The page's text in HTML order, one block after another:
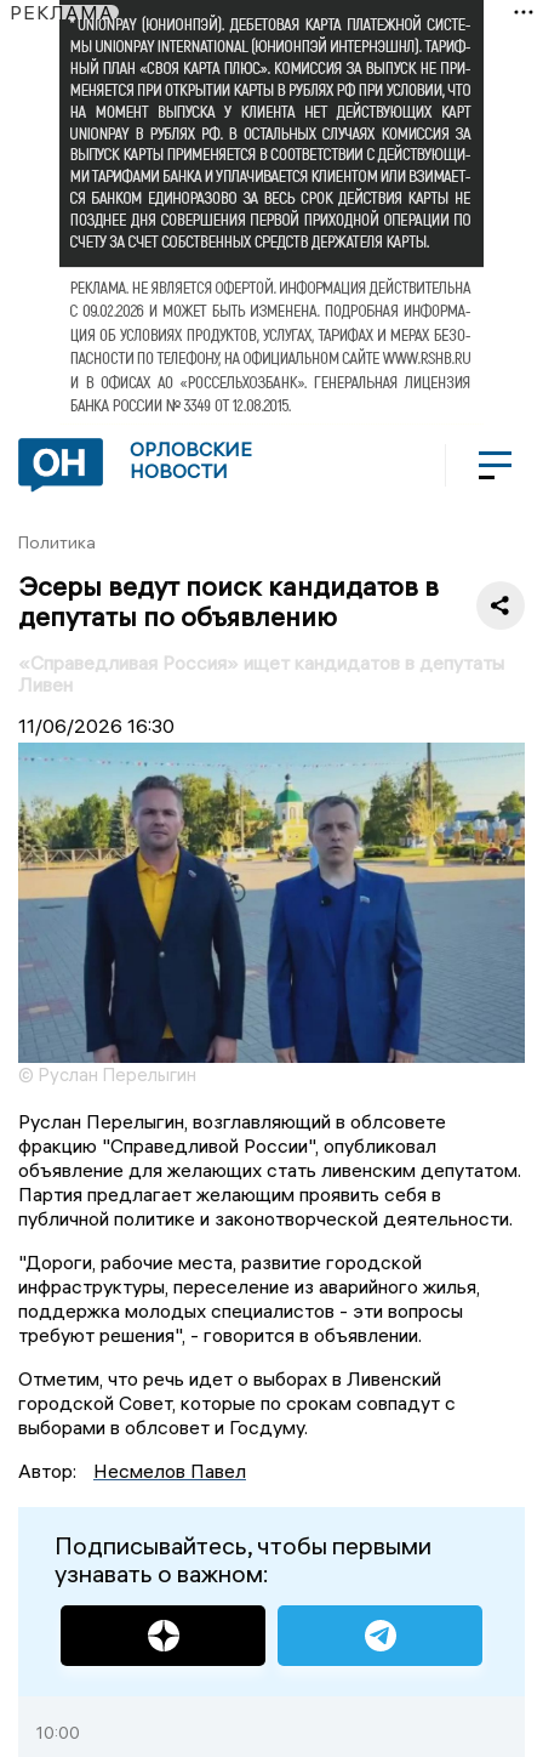
РЕКЛАМА
ОРЛОВСКИЕ
НОВОСТИ
Политика
Эсеры ведут поиск кандидатов в
депутаты по объявлению
«Справедливая Россия» ищет кандидатов в депутаты
Ливен
11/06/2026 16:30
© Руслан Перелыгин
Руслан Перелыгин, возглавляющий в облсовете
фракцию "Справедливой России", опубликовал
объявление для желающих стать ливенским депутатом.
Партия предлагает желающим проявить себя в
публичной политике и законотворческой деятельности.
"Дороги, рабочие места, развитие городской
инфраструктуры, переселение из аварийного жилья,
поддержка молодых специалистов - эти вопросы
требуют решения", - говорится в объявлении.
Отметим, что речь идет о выборах в Ливенский
городской Совет, которые по срокам совпадут с
выборами в облсовет и Госдуму.
Автор:
Несмелов Павел
Подписывайтесь, чтобы первыми
узнавать о важном:
10:00